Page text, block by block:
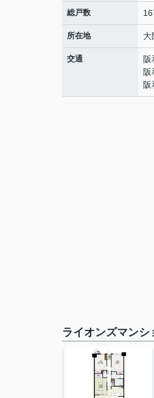
総戸数
所在地 大
交通 阪
阪
阪
ライオンズマン